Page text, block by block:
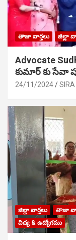
తాజా వార్తలు జిల్లా
Advocate
కుమార్ కు సేవా
24/11/2024 SIRA
జిల్లా వార్తలు తాజా
విద్య & ఉద్యోగము